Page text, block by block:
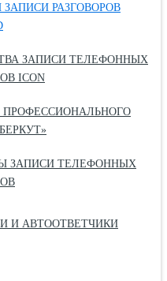
РАЗГОВОРОВ
ЗАПИСИ ТЕЛЕФОННЫХ
ICON
ЗАПИСИ ТЕЛЕФОННЫХ
И АВТООТВЕТЧИКИ